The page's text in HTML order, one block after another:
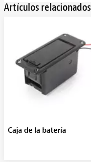
Artículos relacionados
Caja de la batería